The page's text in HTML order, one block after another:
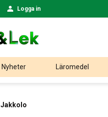
Logga in
Nyheter Läromedel
Jakkolo